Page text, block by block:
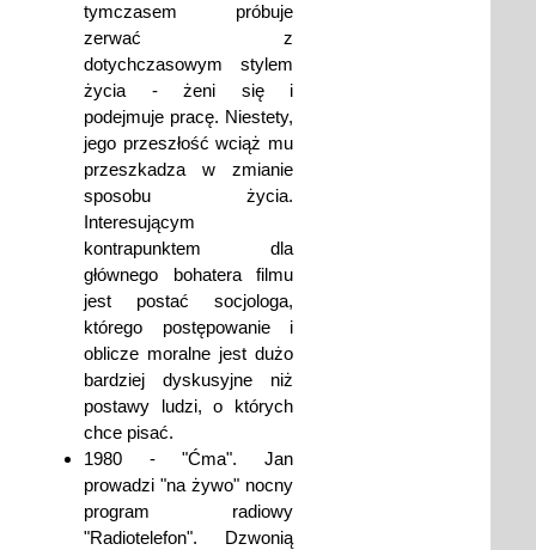
tymczasem próbuje
zerwać z
dotychczasowym stylem
życia - żeni się i
podejmuje pracę. Niestety,
jego przeszłość wciąż mu
przeszkadza w zmianie
sposobu życia.
Interesującym
kontrapunktem dla
głównego bohatera filmu
jest postać socjologa,
którego postępowanie i
oblicze moralne jest dużo
bardziej dyskusyjne niż
postawy ludzi, o których
chce pisać.
1980 - "Ćma". Jan
prowadzi "na żywo" nocny
program radiowy
"Radiotelefon". Dzwonią